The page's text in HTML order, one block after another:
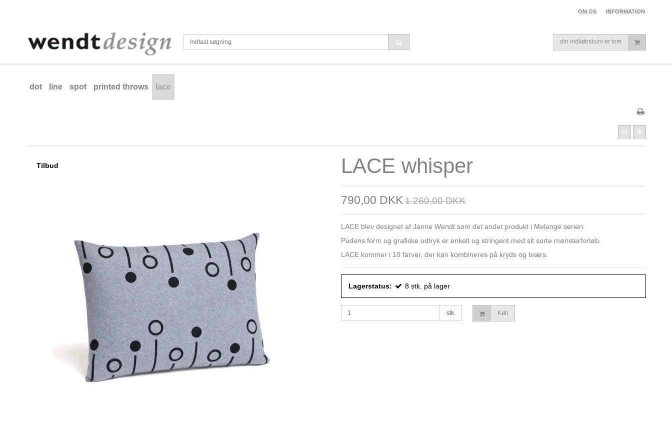
OM OS INFORMATION
din indkøbskurv er tom
dot line spot printed throws lace
Tilbud LACE whisper
790,00 DKK1.260,00 DKK
LACE blev designet af Janne Wendt som det andet produkt i Melange serien.
Pudens form og grafiske udtryk er enkelt og stringent med sit sorte mønsterforløb.
LACE kommer i 10 farver, der kan kombineres på kryds og tværs.
Lagerstatus: 8 stk. på lager
stk. Køb